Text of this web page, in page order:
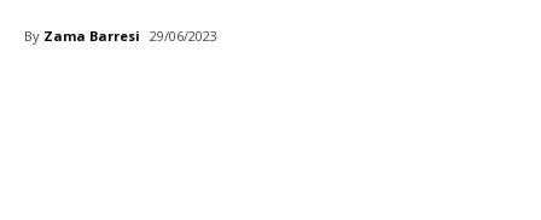
By Zama Barresi 29/06/2023